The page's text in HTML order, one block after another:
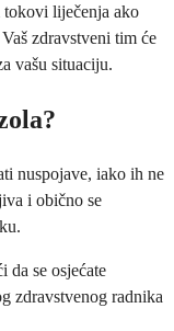
liječenja ako
zdravstveni tim će
vašu situaciju.
nuspojave, iako ih ne
i obično se
da se osjećate
zdravstvenog radnika